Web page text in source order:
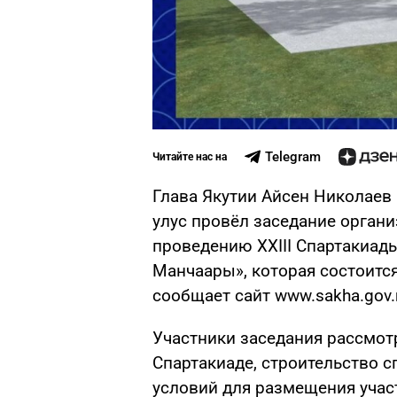
Читайте нас на Telegram
Глава Якутии Айсен
улус провёл заседание
проведению XXIII
Манчаары», которая
сообщает сайт
Участники заседания
Спартакиаде, строительство
условий для размещения